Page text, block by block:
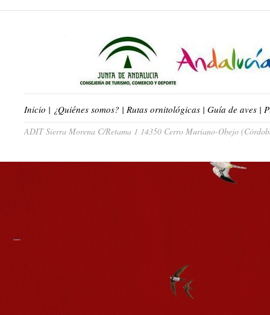
Inicio | ¿Quiénes somos? | Rutas ornitológicas | Guía de aves |
ADIT Sierra Morena C/Retama 1 14350 Cerro Muriano-Obejo